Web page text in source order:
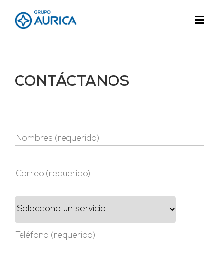
CONTÁCTANOS
Nombres (requerido)
Correo (requerido)
Teléfono (requerido)